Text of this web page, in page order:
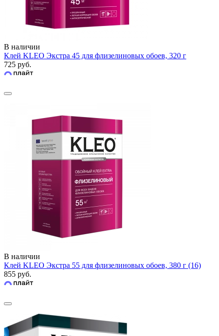
В наличии
Клей KLEO Экстра 45 для флизелиновых обоев, 320 г
725 руб.
В наличии
Клей KLEO Экстра 55 для флизелиновых обоев, 380 г (16)
855 руб.